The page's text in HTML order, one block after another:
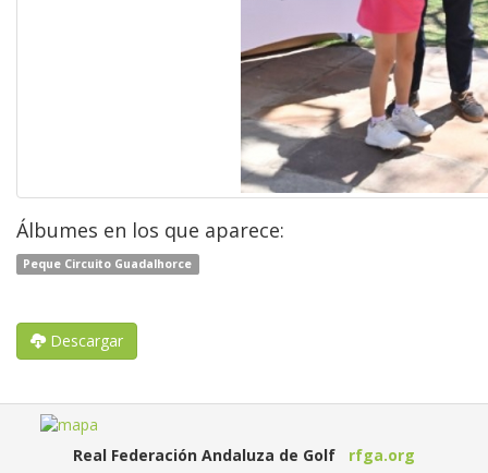
Álbumes en los que aparece:
Peque Circuito Guadalhorce
Descargar
Real Federación Andaluza de Golf
rfga.org